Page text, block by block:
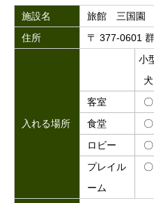
施設名
旅館 三国園
住所
〒 377-0601
入れる場所
小
犬
客室
〇
食堂
〇
ロビー
〇
プレイル
ーム
〇